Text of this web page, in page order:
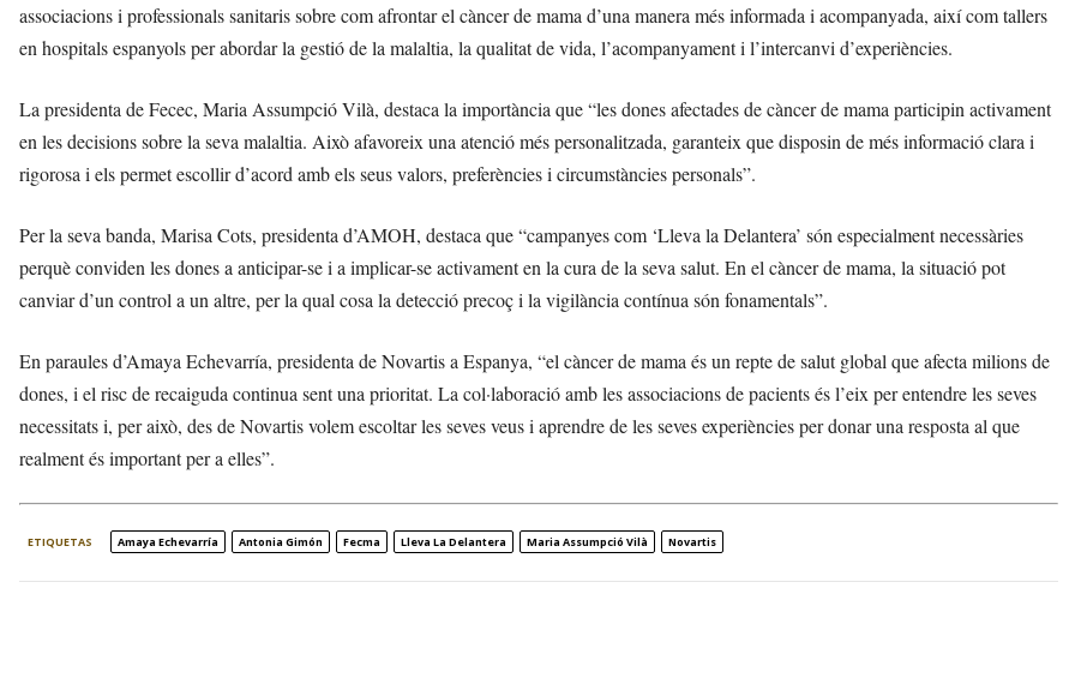
associacions i professionals sanitaris sobre com afrontar el càncer de mama d’una manera més informada i acompanyada, així com tallers
en hospitals espanyols per abordar la gestió de la malaltia, la qualitat de vida, l’acompanyament i l’intercanvi d’experiències.
La presidenta de Fecec, Maria Assumpció Vilà, destaca la importància que “les dones afectades de càncer de mama participin activament
en les decisions sobre la seva malaltia. Això afavoreix una atenció més personalitzada, garanteix que disposin de més informació clara i
rigorosa i els permet escollir d’acord amb els seus valors, preferències i circumstàncies personals”.
Per la seva banda, Marisa Cots, presidenta d’AMOH, destaca que “campanyes com ‘Lleva la Delantera’ són especialment necessàries
perquè conviden les dones a anticipar-se i a implicar-se activament en la cura de la seva salut. En el càncer de mama, la situació pot
canviar d’un control a un altre, per la qual cosa la detecció precoç i la vigilància contínua són fonamentals”.
En paraules d’Amaya Echevarría, presidenta de Novartis a Espanya, “el càncer de mama és un repte de salut global que afecta milions de
dones, i el risc de recaiguda continua sent una prioritat. La col·laboració amb les associacions de pacients és l’eix per entendre les seves
necessitats i, per això, des de Novartis volem escoltar les seves veus i aprendre de les seves experiències per donar una resposta al que
realment és important per a elles”.
ETIQUETAS Amaya Echevarría Antonia Gimón Fecma Lleva La Delantera Maria Assumpció Vilà Novartis